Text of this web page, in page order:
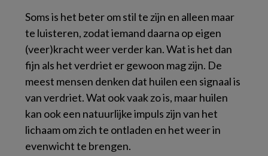
Soms is het beter om stil te zijn en alleen maar
te luisteren, zodat iemand daarna op eigen
(veer)kracht weer verder kan. Wat is het dan
fijn als het verdriet er gewoon mag zijn. De
meest mensen denken dat huilen een signaal is
van verdriet. Wat ook vaak zo is, maar huilen
kan ook een natuurlijke impuls zijn van het
lichaam om zich te ontladen en het weer in
evenwicht te brengen.